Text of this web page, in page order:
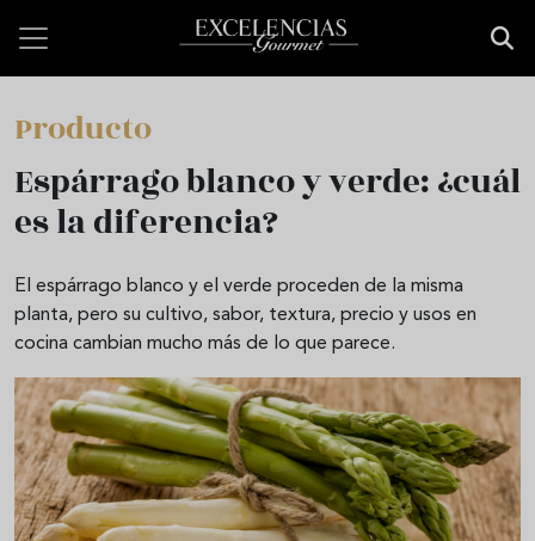
Producto
Espárrago blanco y verde: ¿cuál
es la diferencia?
El espárrago blanco y el verde proceden de la misma
planta, pero su cultivo, sabor, textura, precio y usos en
cocina cambian mucho más de lo que parece.